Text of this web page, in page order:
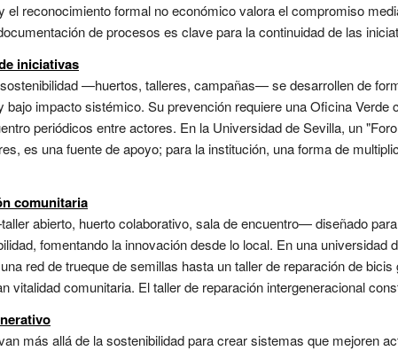
el reconocimiento formal no económico valora el compromiso
de procesos es clave para la continuidad de las
iniciativas
—huertos, talleres, campañas— se desarrollen de
bajo impacto sistémico. Su prevención requiere una Oficina Verde
periódicos entre actores. En la Universidad de Sevilla, un
es una fuente de apoyo; para la institución, una forma de
comunitaria
abierto, huerto colaborativo, sala de encuentro— diseñado
fomentando la innovación desde lo local. En una universidad
red de trueque de semillas hasta un taller de reparación de
vitalidad comunitaria. El taller de reparación intergeneracional
más allá de la sostenibilidad para crear sistemas que mejoren